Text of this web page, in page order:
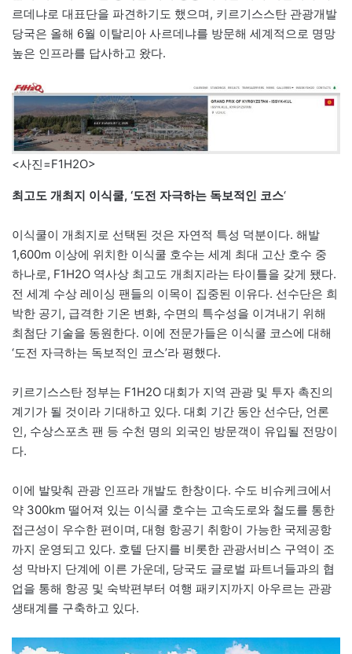
르데냐로 대표단을 파견하기도 했으며, 키르기스스탄 관광개발
당국은 올해 6월 이탈리아 사르데냐를 방문해 세계적으로 명망
높은 인프라를 답사하고 왔다.
<사진=F1H2O>
최고도 개최지 이식쿨, ‘도전 자극하는 독보적인 코스‘
이식쿨이 개최지로 선택된 것은 자연적 특성 덕분이다. 해발
1,600m 이상에 위치한 이식쿨 호수는 세계 최대 고산 호수 중
하나로, F1H2O 역사상 최고도 개최지라는 타이틀을 갖게 됐다.
전 세계 수상 레이싱 팬들의 이목이 집중된 이유다. 선수단은 희
박한 공기, 급격한 기온 변화, 수면의 특수성을 이겨내기 위해
최첨단 기술을 동원한다. 이에 전문가들은 이식쿨 코스에 대해
‘도전 자극하는 독보적인 코스’라 평했다.
키르기스스탄 정부는 F1H2O 대회가 지역 관광 및 투자 촉진의
계기가 될 것이라 기대하고 있다. 대회 기간 동안 선수단, 언론
인, 수상스포츠 팬 등 수천 명의 외국인 방문객이 유입될 전망이
다.
이에 발맞춰 관광 인프라 개발도 한창이다. 수도 비슈케크에서
약 300km 떨어져 있는 이식쿨 호수는 고속도로와 철도를 통한
접근성이 우수한 편이며, 대형 항공기 취항이 가능한 국제공항
까지 운영되고 있다. 호텔 단지를 비롯한 관광서비스 구역이 조
성 막바지 단계에 이른 가운데, 당국도 글로벌 파트너들과의 협
업을 통해 항공 및 숙박편부터 여행 패키지까지 아우르는 관광
생태계를 구축하고 있다.